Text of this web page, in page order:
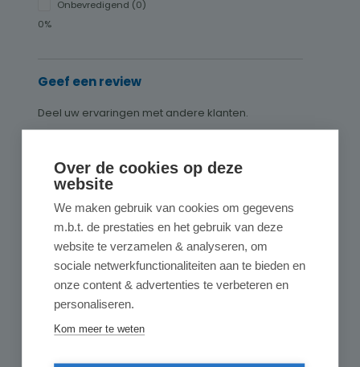
Onbevredigend (0)
0%
Geef een review
Deel uw ervaringen met andere klanten.
Alleen reviews weergeven in huidige taal.
Gesorteerd op
reviews
6 november 2025 02:21
Over de cookies op deze
website
We maken gebruik van cookies om gegevens
m.b.t. de prestaties en het gebruik van deze
website te verzamelen & analyseren, om
sociale netwerkfunctionaliteiten aan te bieden en
onze content & advertenties te verbeteren en
personaliseren.
Kom meer te weten